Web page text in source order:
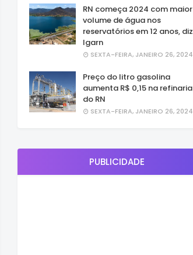
RN começa 2024 com maior
volume de água nos
reservatórios em 12 anos, diz
Igarn
SEXTA-FEIRA, JANEIRO 26, 2024
Preço do litro gasolina
aumenta R$ 0,15 na refinaria
do RN
SEXTA-FEIRA, JANEIRO 26, 2024
PUBLICIDADE